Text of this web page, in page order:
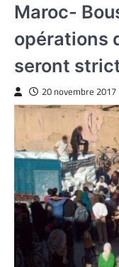
Maroc-
opérations
seront
20 novembre 2017